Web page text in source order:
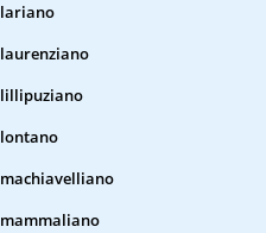
lariano
laurenziano
lillipuziano
lontano
machiavelliano
mammaliano